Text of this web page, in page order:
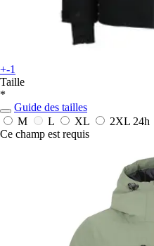
+-1
Taille
*
Guide des tailles
M
L XL 2XL 24h
Ce champ est requis